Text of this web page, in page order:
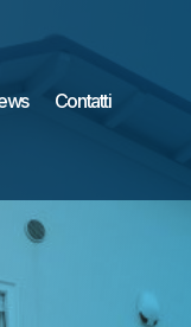
Contatti